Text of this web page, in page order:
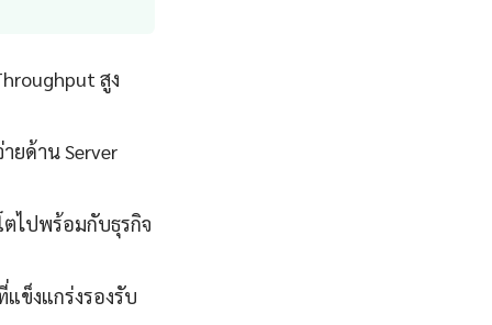
สูง
ยด้าน Server
ตไปพร้อมกับธุรกิจ
ข็งแกร่งรองรับ